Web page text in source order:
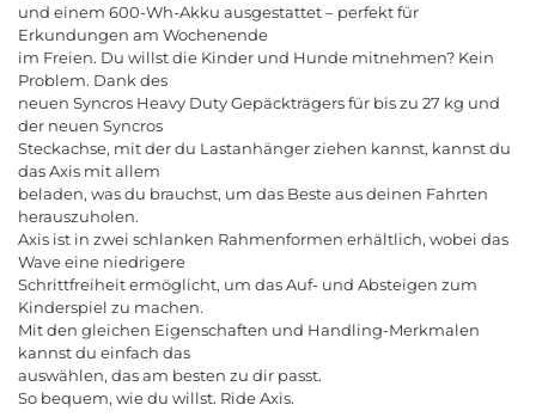
und einem 600-Wh-Akku ausgestattet– perfektfür
Erkundungen am Wochenende
im Freien. Du willstdie Kinder und Hunde mitnehmen? Kein
Problem. Dank des
neuen Syncros Heavy DutyGepäckträgersfür biszu 27 kg und
der neuen Syncros
Steckachse, mitderdu Lastanhängerziehen kannst, kannstdu
dasAxis mitallem
beladen, wasdu brauchst, um das Besteausdeinen Fahrten
herauszuholen.
Axis ist in zwei schlanken Rahmenformen erhältlich, wobei das
Waveeine niedrigere
Schrittfreiheitermöglicht, um dasAuf- und Absteigen zum
Kinderspiel zu machen.
Mitden gleichen Eigenschaften und Handling-Merkmalen
kannstdu einfach das
auswählen, dasam besten zu dir passt.
So bequem, wiedu willst. RideAxis.